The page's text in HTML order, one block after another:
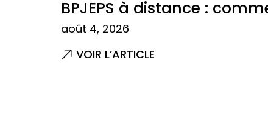
BPJEPS à distance :
août 4, 2026
VOIR L’ARTICLE